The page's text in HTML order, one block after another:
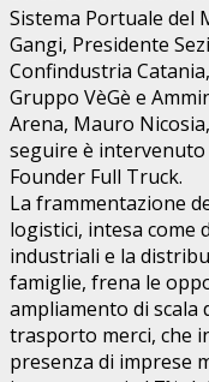
Sistema Portuale del
Gangi, Presidente
Confindustria
Gruppo VèGè e
Arena, Mauro
seguire è intervenuto
Founder Full Truck.
La frammentazione
logistici, intesa come
industriali e la
famiglie, frena le
ampliamento di scala
trasporto merci, che
presenza di imprese